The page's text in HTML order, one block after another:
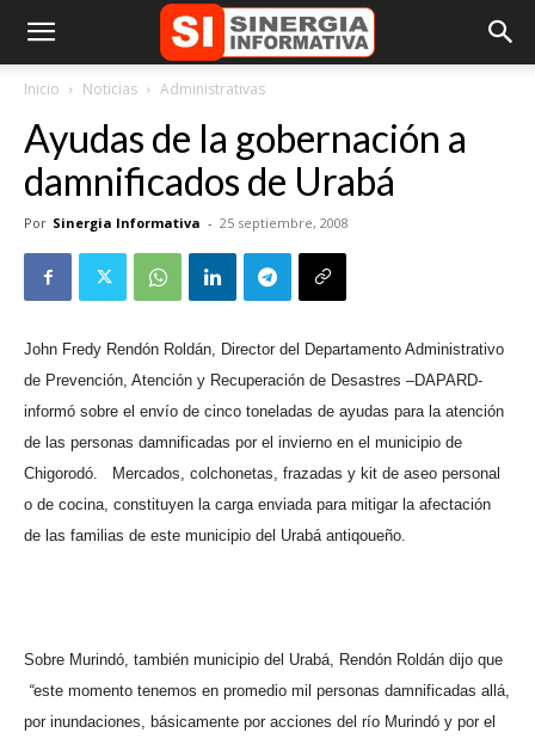
Inicio Noticias Administrativas
Ayudas de la gobernación a
damnificados de Urabá
Por Sinergia Informativa - 25 septiembre, 2008
John Fredy Rendón Roldán, Director del Departamento Administrativo
de Prevención, Atención y Recuperación de Desastres –DAPARD-
informó sobre el envío de cinco toneladas de ayudas para la atención
de las personas damnificadas por el invierno en el municipio de
Chigorodó. Mercados, colchonetas, frazadas y kit de aseo personal
o de cocina, constituyen la carga enviada para mitigar la afectación
de las familias de este municipio del Urabá antiqoueño.
Sobre Murindó, también municipio del Urabá, Rendón Roldán dijo que
“este momento tenemos en promedio mil personas damnificadas allá,
por inundaciones, básicamente por acciones del río Murindó y por el